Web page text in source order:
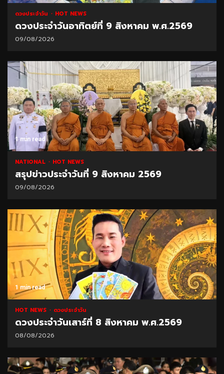
ดวงประจำวัน HOT NEWS
ดวงประจำวันอาทิตย์ที่ 9 สิงหาคม พ.ศ.2569
09/08/2026
1 min read
NATIONAL HOT NEWS
สรุปข่าวประจำวันที่ 9 สิงหาคม 2569
09/08/2026
1 min read
HOT NEWS ดวงประจำวัน
ดวงประจำวันเสาร์ที่ 8 สิงหาคม พ.ศ.2569
08/08/2026